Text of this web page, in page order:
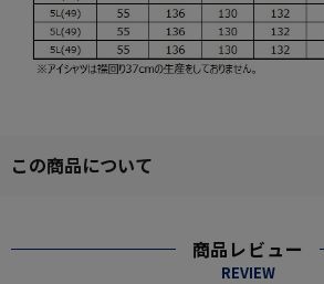
この商品について
商品レビュー
REVIEW